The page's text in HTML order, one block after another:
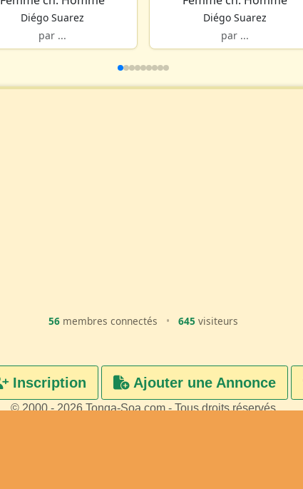
Diégo Suarez
par ...
Diégo Suarez
par ...
56 membres connectés • 645 visiteurs
Inscription Ajouter une Annonce
© 2000 - 2026 Tonga-Soa.com - Tous droits réservés